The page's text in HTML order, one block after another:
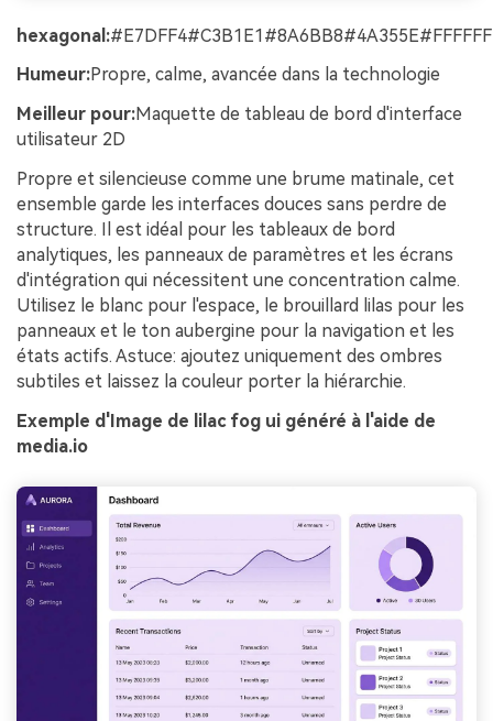
hexagonal:#E7DFF4#C3B1E1#8A6BB8#4A355E#FFFFFF
Humeur:Propre, calme, avancée dans la technologie
Meilleur pour:Maquette de tableau de bord d'interface
utilisateur 2D
Propre et silencieuse comme une brume matinale, cet
ensemble garde les interfaces douces sans perdre de
structure. Il est idéal pour les tableaux de bord
analytiques, les panneaux de paramètres et les écrans
d'intégration qui nécessitent une concentration calme.
Utilisez le blanc pour l'espace, le brouillard lilas pour les
panneaux et le ton aubergine pour la navigation et les
états actifs. Astuce: ajoutez uniquement des ombres
subtiles et laissez la couleur porter la hiérarchie.
Exemple d'Image de lilac fog ui généré à l'aide de
media.io